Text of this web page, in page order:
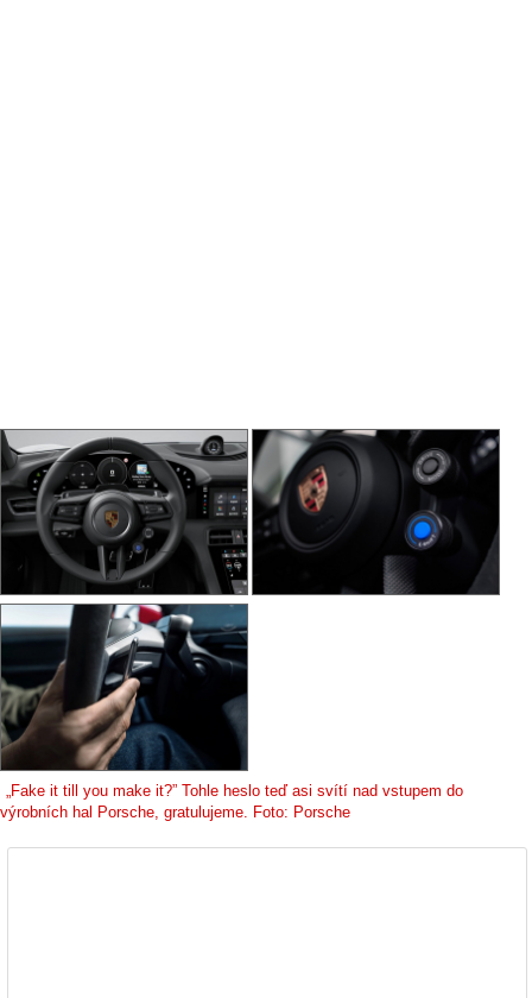
„Fake it till you make it?” Tohle heslo teď asi svítí nad vstupem do
výrobních hal Porsche, gratulujeme. Foto: Porsche